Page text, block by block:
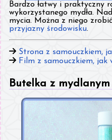
Bardzo łatwy i praktyczny
wykorzystanego mydła.
mycia. Można z niego zrobić
przyjazny środowisku.
Strona z samouczkiem,
Film z samouczkiem, jak
Butelka z mydlanym